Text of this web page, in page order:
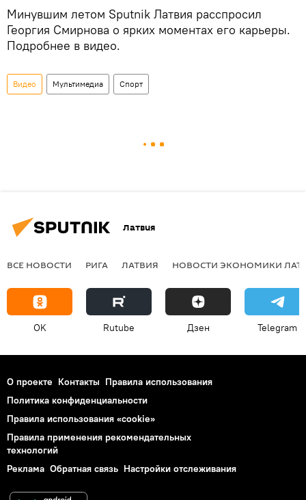
Минувшим летом Sputnik Латвия расспросил
Георгия Смирнова о ярких моментах его карьеры.
Подробнее в видео.
Видео Мультимедиа Спорт
Латвия
ВСЕ НОВОСТИ РИГА ЛАТВИЯ НОВОСТИ ЭКОНОМИКИ
OK Rutube Дзен Telegram
О проекте Контакты Правила использования
Политика конфиденциальности
Правила использования «cookie»
Правила применения рекомендательных
технологий
Реклама Обратная связь Настройки отслеживания